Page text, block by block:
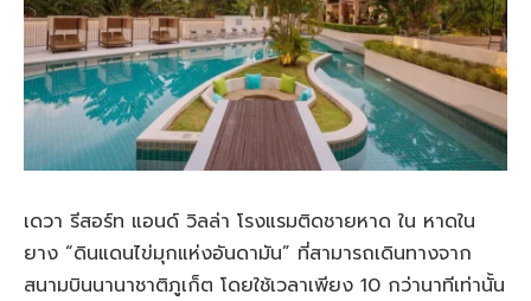
เดวา รีสอร์ท แอนด์ วิลล่า โรงแรมติดชายหาด ใน หาดใน
ยาง “ดินแดนไข่มุกแห่งอันดามัน” ที่สามารถเดินทางจาก
สนามบินนานาชาติภูเก็ต โดยใช้เวลาเพียง 10 กว่านาทีเท่านั้น